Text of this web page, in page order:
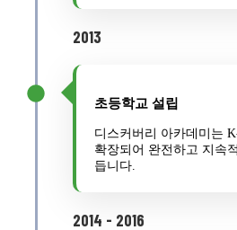
2013
초등학교 설립
디스커버리 아카데미는
확장되어 완전하고 지속
듭니다.
2014 - 2016